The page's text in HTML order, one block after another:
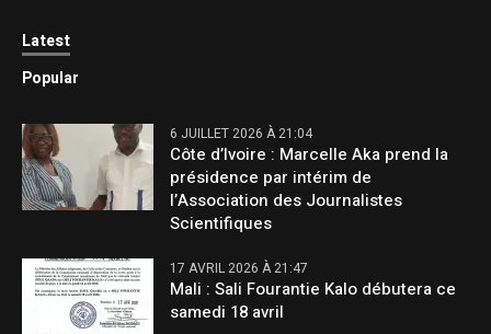
Latest
Popular
6 JUILLET 2026 À 21:04
Côte d’Ivoire : Marcelle Aka prend la
présidence par intérim de
l’Association des Journalistes
Scientifiques
17 AVRIL 2026 À 21:47
Mali : Sali Fourantie Kalo débutera ce
samedi 18 avril